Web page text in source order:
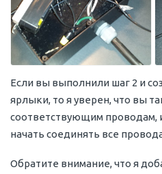
Если вы выполнили шаг 2 и
ярлыки, то я уверен, что вы
соответствующим проводам,
начать соединять все
Обратите внимание, что я